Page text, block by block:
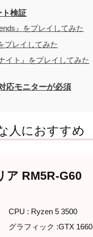
検証
』をプレイしてみた
プレイしてみた
イト』をプレイしてみた
応モニターが必須
人におすすめ
ア RM5R-G60
CPU : Ryzen 5 3500
グラフィック :GTX 1660